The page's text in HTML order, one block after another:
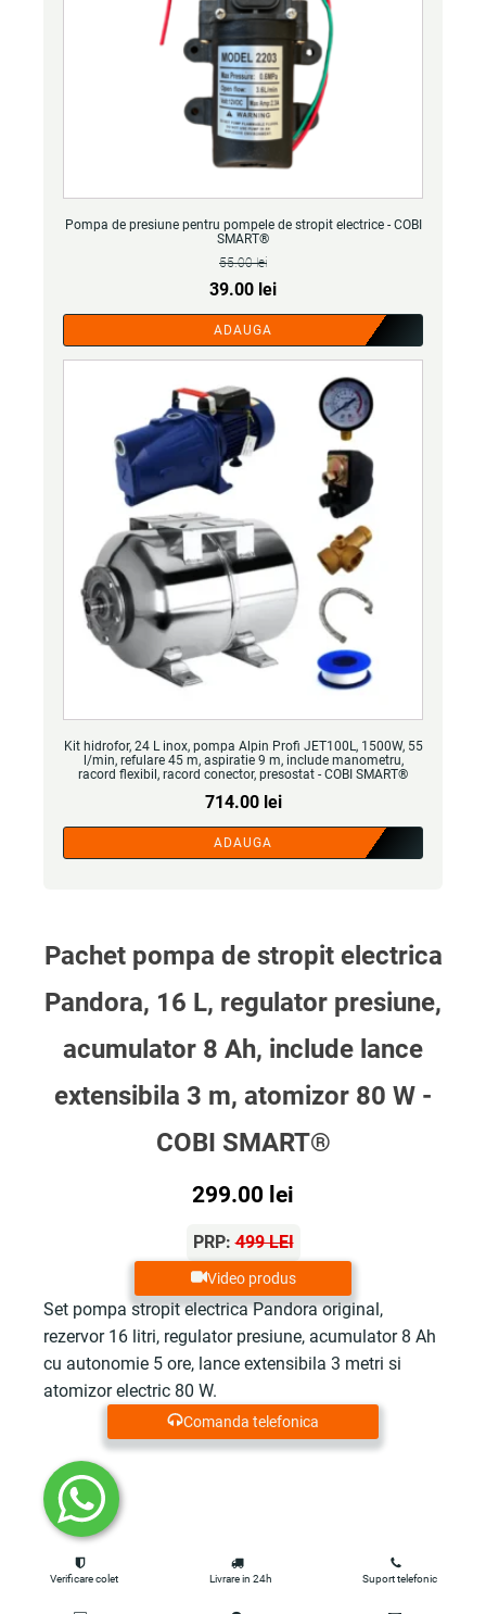
Pompa de presiune pentru pompele de stropit electrice - COBI
SMART®
55.00lei
Prețul
inițial
a
55.00 lei.
39.00 leiPrețul
curent
este:
39.00 lei.
ADAUGA
Kit hidrofor, 24 L inox, pompa Alpin Profi JET100L, 1500W, 55
l/min, refulare 45 m, aspiratie 9 m, include manometru,
racord flexibil, racord conector, presostat - COBI SMART®
714.00 lei
ADAUGA
Pachet pompa de stropit electrica
Pandora, 16 L, regulator presiune,
acumulator 8 Ah, include lance
extensibila 3 m, atomizor 80 W -
COBI SMART®
299.00 lei
PRP:499 LEI
Video produs
Set pompa stropit electrica Pandora original,
rezervor 16 litri, regulator presiune, acumulator 8 Ah
cu autonomie 5 ore, lance extensibila 3 metri si
atomizor electric 80 W.
Comanda telefonica
Verificare colet Livrare in 24h Suport telefonic